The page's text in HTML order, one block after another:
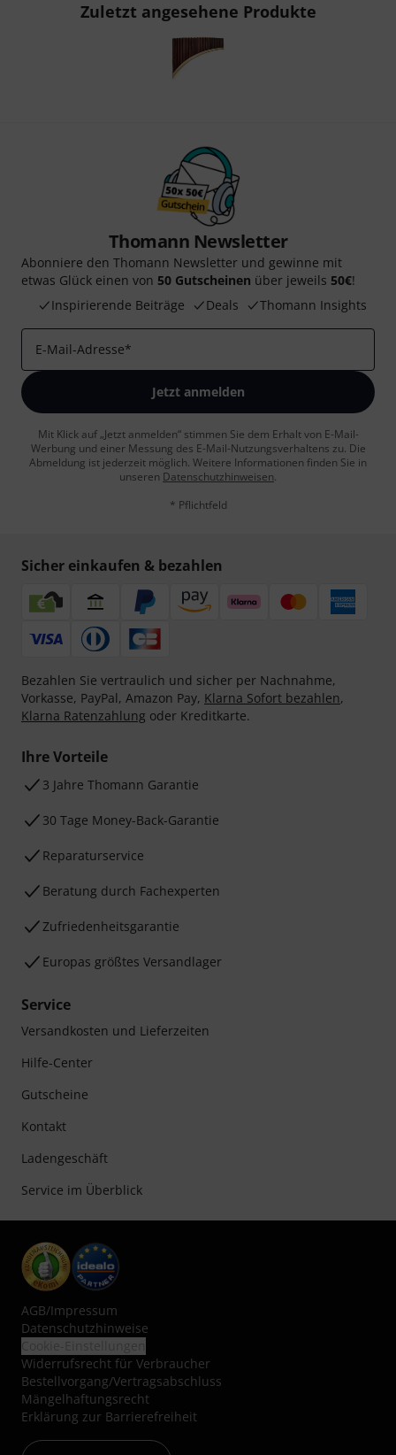
Zuletzt angesehene Produkte
Thomann Newsletter
Abonniere den Thomann Newsletter und gewinne mit
etwas Glück einen von 50 Gutscheinen über jeweils 50€!
Inspirierende Beiträge
Deals Thomann Insights
E-Mail-Adresse*
Jetzt anmelden
Mit Klick auf „Jetzt anmelden“ stimmen Sie dem Erhalt von E-Mail-
Werbung und einer Messung des E-Mail-Nutzungsverhaltens zu. Die
Abmeldung ist jederzeit möglich. Weitere Informationen finden Sie in
unseren Datenschutzhinweisen.
* Pflichtfeld
Sicher einkaufen & bezahlen
Bezahlen Sie vertraulich und sicher per Nachnahme,
Vorkasse, PayPal, Amazon Pay, Klarna Sofort bezahlen,
Klarna Ratenzahlung oder Kreditkarte.
Ihre Vorteile
3 Jahre Thomann Garantie
30 Tage Money-Back-Garantie
Reparaturservice
Beratung durch Fachexperten
Zufriedenheitsgarantie
Europas größtes Versandlager
Service
Versandkosten und Lieferzeiten
Hilfe-Center
Gutscheine
Kontakt
Ladengeschäft
Service im Überblick
AGB/Impressum
Datenschutzhinweise
Widerrufsrecht für Verbraucher
Bestellvorgang/Vertragsabschluss
Mängelhaftungsrecht
Erklärung zur Barrierefreiheit